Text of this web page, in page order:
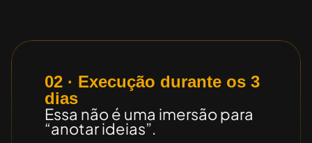
02 · Execução durante os 3
dias
Essa não é uma imersão para
“anotar ideias”.